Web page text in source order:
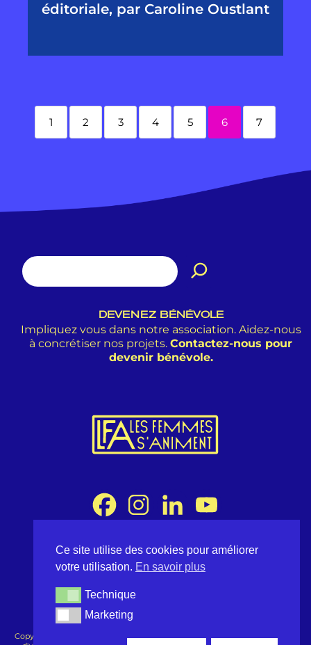
éditoriale, par Caroline Oustlant
1 2 3 4 5 6 7
DEVENEZ BÉNÉVOLE
Impliquez vous dans notre association. Aidez-nous
à concrétiser nos projets. Contactez-nous pour
devenir bénévole.
Association Les Femmes s'Animent
8 rue Desargues 75011 Paris - France
contact@lesfemmessaniment.fr
Copyright ©2026 Les Femmes s'Animent - Tous droits réservés -Conditions
Ce site utilise des cookies pour améliorer
votre utilisation. En savoir plus
TechniqueTechnique
MarketingMarketing